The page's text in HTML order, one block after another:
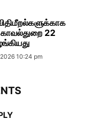
22
10:24 pm